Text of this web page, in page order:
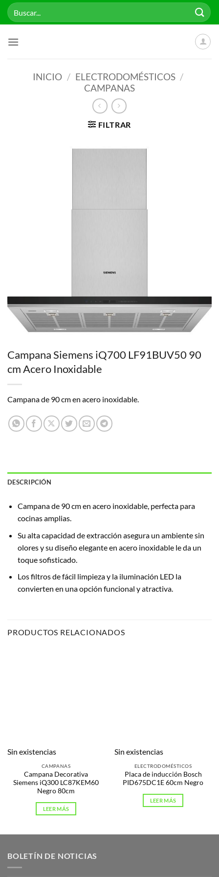
Saltar
Buscar
por:
INICIO / ELECTRODOMÉSTICOS /
CAMPANAS
FILTRAR
Campana Siemens iQ700 LF91BUV50 90
cm Acero Inoxidable
Campana de 90 cm en acero inoxidable.
DESCRIPCIÓN
Campana de 90 cm en acero inoxidable, perfecta para
cocinas amplias.
Su alta capacidad de extracción asegura un ambiente sin
olores y su diseño elegante en acero inoxidable le da un
toque sofisticado.
Los filtros de fácil limpieza y la iluminación LED la
convierten en una opción funcional y atractiva.
PRODUCTOS RELACIONADOS
Sin existencias
CAMPANAS
Campana Decorativa
Siemens iQ300 LC87KEM60
Negro 80cm
LEER MÁS
Sin existencias
ELECTRODOMÉSTICOS
Placa de inducción Bosch
PID675DC1E 60cm Negro
LEER MÁS
BOLETÍN DE NOTICIAS